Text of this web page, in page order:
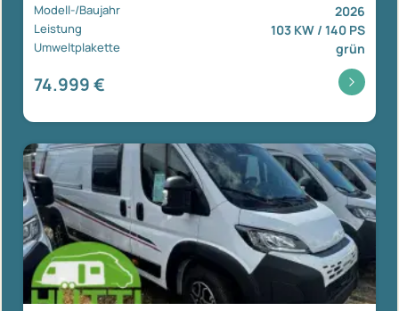
Modell-/Baujahr 2026
Leistung 103 KW / 140 PS
Umweltplakette grün
74.999 €